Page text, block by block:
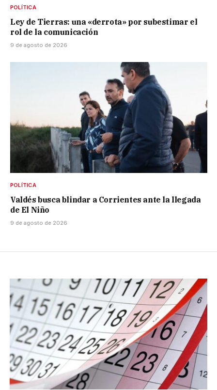
POLÍTICA
Ley de Tierras: una «derrota» por subestimar el
rol de la comunicación
9 de agosto de 2026
POLÍTICA
Valdés busca blindar a Corrientes ante la llegada
de El Niño
9 de agosto de 2026